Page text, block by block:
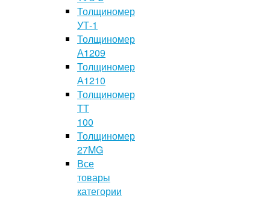
Толщиномер
УТ-1
Толщиномер
А1209
Толщиномер
А1210
Толщиномер
TT
100
Толщиномер
27MG
Все
товары
категории